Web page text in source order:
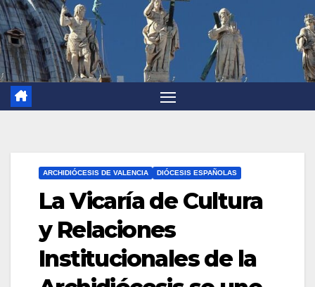
ARCHIDIÓCESIS DE VALENCIA DIÓCESIS ESPAÑOLAS
La Vicaría de Cultura
y Relaciones
Institucionales de la